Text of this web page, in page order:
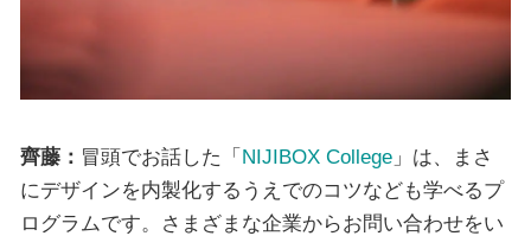
齊藤： 冒頭でお話した「NIJIBOX College」は、まさ
にデザインを内製化するうえでのコツなども学べるプ
ログラムです。さまざまな企業からお問い合わせをい